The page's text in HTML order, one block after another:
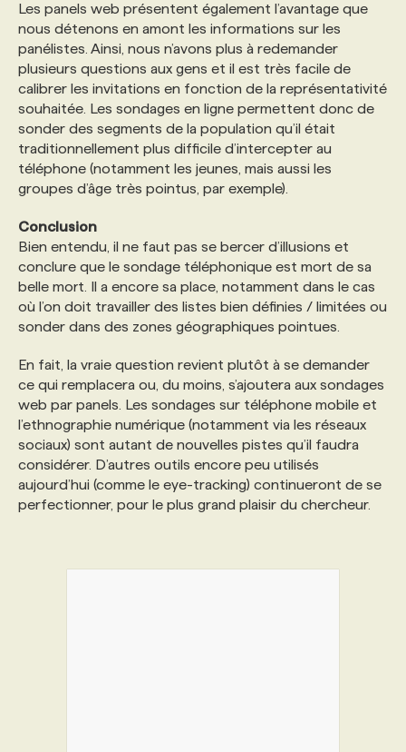
Les panels web présentent également l’avantage que
nous détenons en amont les informations sur les
panélistes. Ainsi, nous n’avons plus à redemander
plusieurs questions aux gens et il est très facile de
calibrer les invitations en fonction de la représentativité
souhaitée. Les sondages en ligne permettent donc de
sonder des segments de la population qu’il était
traditionnellement plus difficile d’intercepter au
téléphone (notamment les jeunes, mais aussi les
groupes d’âge très pointus, par exemple).
Conclusion
Bien entendu, il ne faut pas se bercer d’illusions et
conclure que le sondage téléphonique est mort de sa
belle mort. Il a encore sa place, notamment dans le cas
où l’on doit travailler des listes bien définies / limitées ou
sonder dans des zones géographiques pointues.
En fait, la vraie question revient plutôt à se demander
ce qui remplacera ou, du moins, s’ajoutera aux sondages
web par panels. Les sondages sur téléphone mobile et
l’ethnographie numérique (notamment via les réseaux
sociaux) sont autant de nouvelles pistes qu’il faudra
considérer. D’autres outils encore peu utilisés
aujourd’hui (comme le eye-tracking) continueront de se
perfectionner, pour le plus grand plaisir du chercheur.